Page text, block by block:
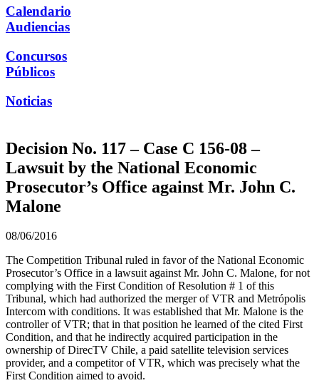
Calendario
Audiencias
Concursos
Públicos
Noticias
Decision No. 117 – Case C 156-08 –
Lawsuit by the National Economic
Prosecutor’s Office against Mr. John C.
Malone
08/06/2016
The Competition Tribunal ruled in favor of the National Economic
Prosecutor’s Office in a lawsuit against Mr. John C. Malone, for not
complying with the First Condition of Resolution # 1 of this
Tribunal, which had authorized the merger of VTR and Metrópolis
Intercom with conditions. It was established that Mr. Malone is the
controller of VTR; that in that position he learned of the cited First
Condition, and that he indirectly acquired participation in the
ownership of DirecTV Chile, a paid satellite television services
provider, and a competitor of VTR, which was precisely what the
First Condition aimed to avoid.